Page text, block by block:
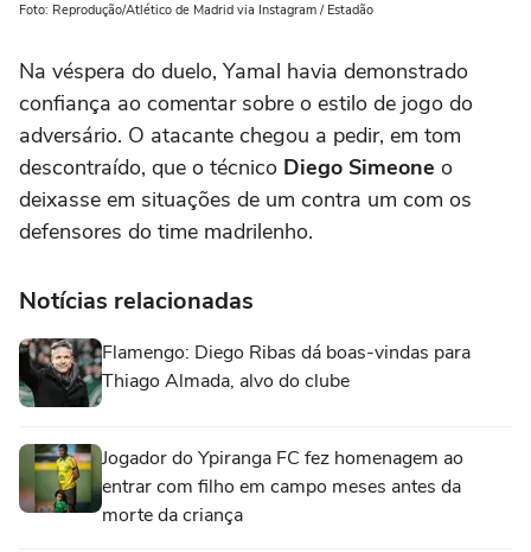
Foto: Reprodução/Atlético de Madrid via Instagram / Estadão
Na véspera do duelo, Yamal havia demonstrado
confiança ao comentar sobre o estilo de jogo do
adversário. O atacante chegou a pedir, em tom
descontraído, que o técnico Diego Simeone o
deixasse em situações de um contra um com os
defensores do time madrilenho.
Notícias relacionadas
Flamengo: Diego Ribas dá boas-vindas para
Thiago Almada, alvo do clube
Jogador do Ypiranga FC fez homenagem ao
entrar com filho em campo meses antes da
morte da criança